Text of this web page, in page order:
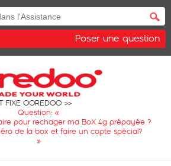
Poser une question
FIXE OOREDOO
Question: «
pour rechager ma BoX 4g prépayée ?
de la box et faire un copte spécial?
»